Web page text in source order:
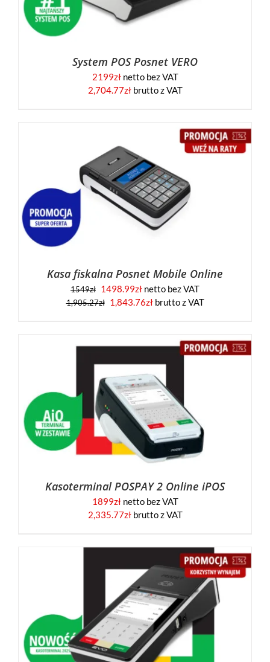
System POS Posnet VERO
2199złnetto bez VAT
2,704.77złbrutto z VAT
Kasa fiskalna Posnet Mobile Online
1549zł 1498.99zł netto bez VAT
1,905.27zł 1,843.76złbrutto z VAT
Kasoterminal POSPAY 2 Online iPOS
1899złnetto bez VAT
2,335.77złbrutto z VAT